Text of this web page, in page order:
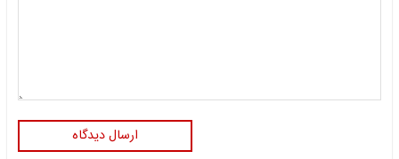
ارسال دیدگاه